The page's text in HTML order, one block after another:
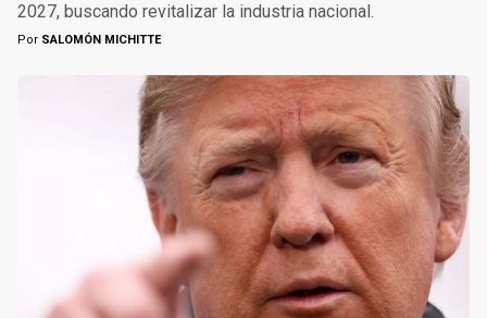
2027, buscando revitalizar la industria nacional.
Por SALOMÓN MICHITTE